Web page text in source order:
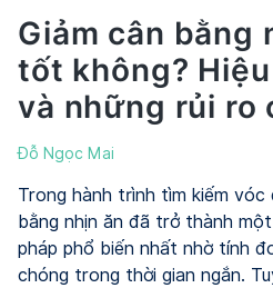
cách
Giảm cân bằng
tốt không?
và những rủi ro
Đỗ Ngọc Mai
Trong hành trình tìm kiếm vóc
bằng nhịn ăn đã trở thành
pháp phổ biến nhất nhờ tính
chóng trong thời gian ngắn.